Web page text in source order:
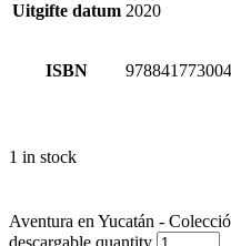
Uitgifte datum 2020
ISBN
1 in stock
Aventura en Yucatán -
descargable quantity